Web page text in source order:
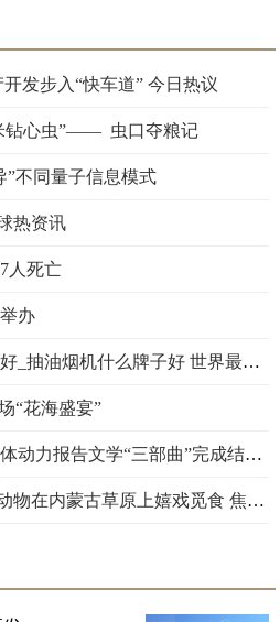
发步入“快车道” 今日热议
钻心虫”—— 虫口夺粮记
”不同量子信息模式
热资讯
人死亡
办
抽油烟机什么牌子好 世界最资讯
“花海盛宴”
力报告文学“三部曲”完成结集出版
在内蒙古草原上嬉戏觅食 焦点日报